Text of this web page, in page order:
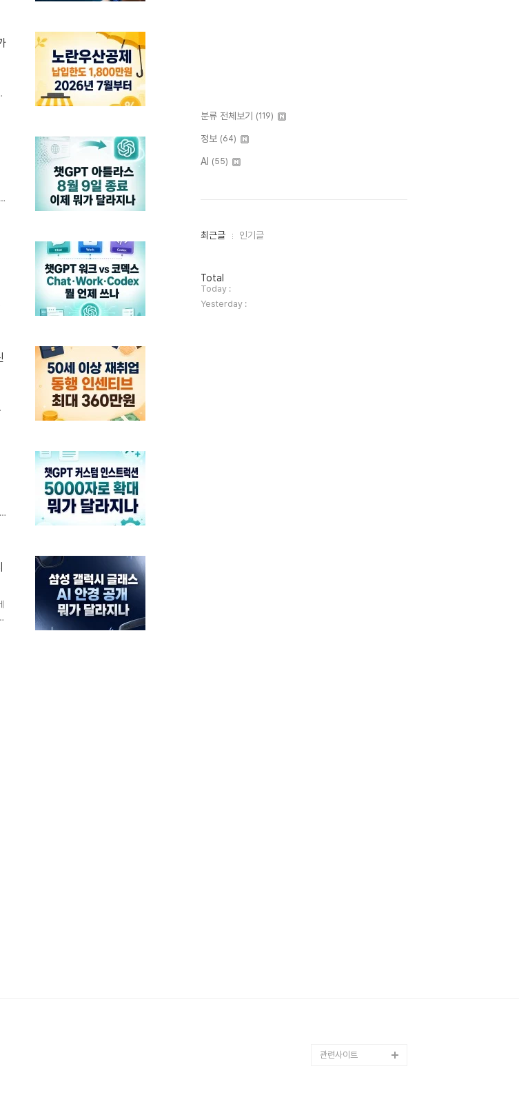
분류 전체보기 (119)
정보 (64)
AI (55)
최
인
기
글
최근글 인기글
방
문
자
수
Total
Today :
Yesterday :
관련사이트